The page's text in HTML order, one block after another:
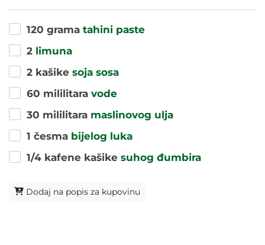
120 grama tahini paste
2 limuna
2 kašike soja sosa
60 mililitara vode
30 mililitara maslinovog ulja
1 česma bijelog luka
1/4 kafene kašike suhog đumbira
Dodaj na popis za kupovinu